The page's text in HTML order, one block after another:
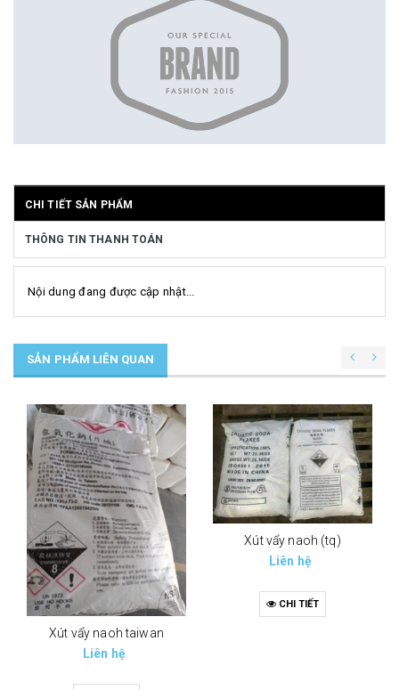
CHI TIẾT SẢN PHẨM
THÔNG TIN THANH TOÁN
Nội dung đang được cập nhật...
SẢN PHẨM LIÊN QUAN
Xút vẩy naoh taiwan
Liên hệ
Xút vẩy naoh (tq)
Liên hệ
CHI TIẾT